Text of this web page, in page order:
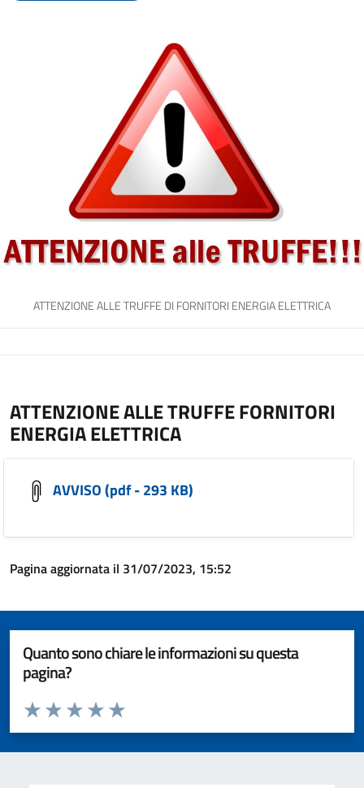
ATTENZIONE ALLE TRUFFE DI FORNITORI ENERGIA ELETTRICA
ATTENZIONE ALLE TRUFFE FORNITORI
ENERGIA ELETTRICA
AVVISO (pdf - 293 KB)
Pagina aggiornata il 31/07/2023, 15:52
Quanto sono chiare le informazioni su questa
pagina?
Valuta da 1 a 5 stelle la pagina
Valuta 5 stelle su 5
Valuta 4 stelle su 5
Valuta 3 stelle su 5
Valuta 2 stelle su 5
Valuta 1 stelle su 5